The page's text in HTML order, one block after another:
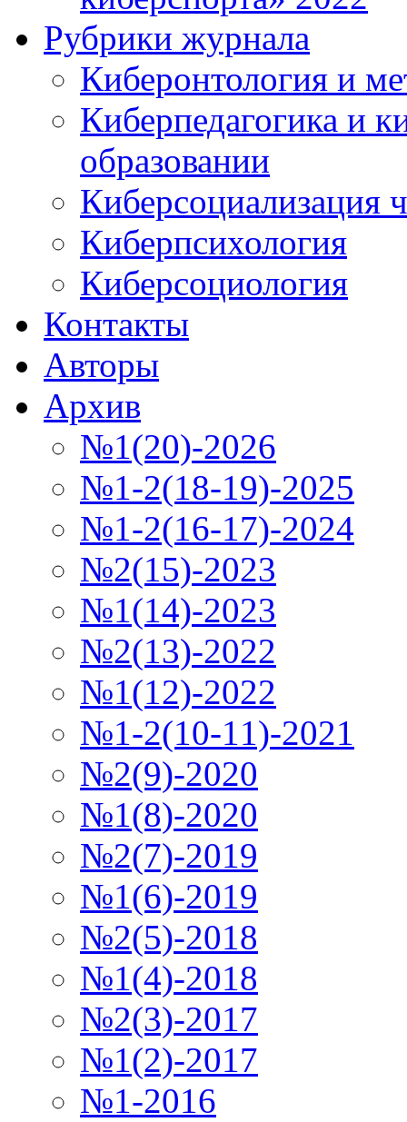
Рубрики журнала
Киберонтология и
Киберпедагогика и
образовании
Киберсоциализация
Киберпсихология
Киберсоциология
Контакты
Авторы
Архив
№1(20)-2026
№1-2(18-19)-2025
№1-2(16-17)-2024
№2(15)-2023
№1(14)-2023
№2(13)-2022
№1(12)-2022
№1-2(10-11)-2021
№2(9)-2020
№1(8)-2020
№2(7)-2019
№1(6)-2019
№2(5)-2018
№1(4)-2018
№2(3)-2017
№1(2)-2017
№1-2016